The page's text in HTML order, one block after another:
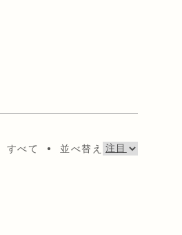
すべて • 並べ替え